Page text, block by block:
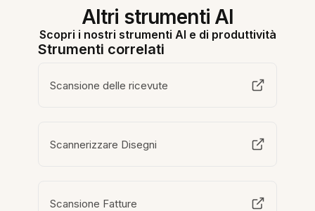
Altri strumenti AI
Scopri i nostri strumenti AI e di produttività
Strumenti correlati
Scansione delle ricevute
Scannerizzare Disegni
Scansione Fatture